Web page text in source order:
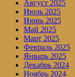
Август 2025
Июль 2025
Июнь 2025
Май 2025
Март 2025
Февраль 2025
Январь 2025
Декабрь 2024
Ноябрь 2024